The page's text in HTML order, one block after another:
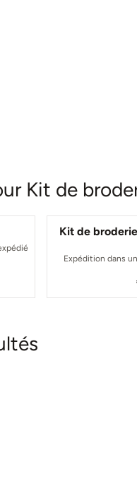
Kit de
Kit de
Expédition dans